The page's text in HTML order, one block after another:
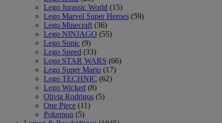
Lego Jurassic World (15)
Lego Marvel Super Heroes (59)
Lego Minecraft (36)
Lego NINJAGO (55)
Lego Sonic (9)
Lego Speed (33)
Lego STAR WARS (66)
Lego Super Mario (17)
Lego TECHNIC (62)
Lego Wicked (8)
Olivia Rodrigos (5)
One Piece (11)
Pokemon (5)